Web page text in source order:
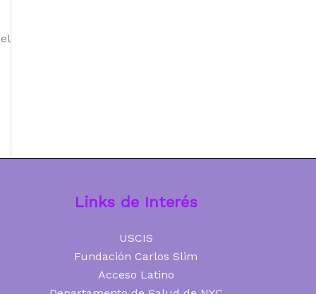
Links de Interés
USCIS
Fundación Carlos Slim
Acceso Latino